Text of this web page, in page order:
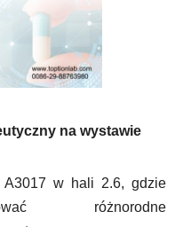
na wystawie
w hali 2.6, gdzie
różnorodne